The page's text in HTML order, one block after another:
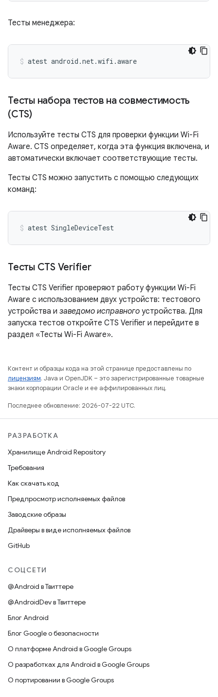
Тесты менеджера:
atest android.net.wifi.aware
Тесты набора тестов на совместимость
(CTS)
Используйте тесты CTS для проверки функции Wi-Fi
Aware. CTS определяет, когда эта функция включена, и
автоматически включает соответствующие тесты.
Тесты CTS можно запустить с помощью следующих
команд:
atest SingleDeviceTest
Тесты CTS Verifier
Тесты CTS Verifier проверяют работу функции Wi-Fi
Aware с использованием двух устройств: тестового
устройства и заведомо исправного устройства. Для
запуска тестов откройте CTS Verifier и перейдите в
раздел «Тесты Wi-Fi Aware».
Контент и образцы кода на этой странице предоставлены по
лицензиям. Java и OpenJDK – это зарегистрированные товарные
знаки корпорации Oracle и ее аффилированных лиц.
Последнее обновление: 2026-07-22 UTC.
РАЗРАБОТКА
Хранилище Android Repository
Требования
Как скачать код
Предпросмотр исполняемых файлов
Заводские образы
Драйверы в виде исполняемых файлов
GitHub
СОЦСЕТИ
@Android в Твиттере
@AndroidDev в Твиттере
Блог Android
Блог Google о безопасности
О платформе Android в Google Groups
О разработках для Android в Google Groups
О портировании в Google Groups